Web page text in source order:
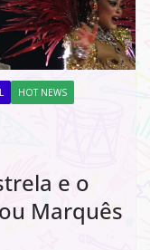
HOT NEWS
e o
Marquês